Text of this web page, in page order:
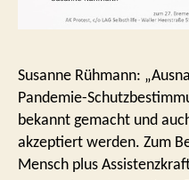
Susanne Rühmann:
Pandemie-
bekannt gemacht und
akzeptiert werden. Zum
Mensch plus